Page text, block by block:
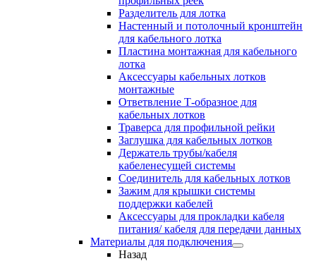
Разделитель для лотка
Настенный и потолочный кронштейн
для кабельного лотка
Пластина монтажная для кабельного
лотка
Аксессуары кабельных лотков
монтажные
Ответвление Т-образное для
кабельных лотков
Траверса для профильной рейки
Заглушка для кабельных лотков
Держатель трубы/кабеля
кабеленесущей системы
Соединитель для кабельных лотков
Зажим для крышки системы
поддержки кабелей
Аксессуары для прокладки кабеля
питания/ кабеля для передачи данных
Материалы для подключения
Назад